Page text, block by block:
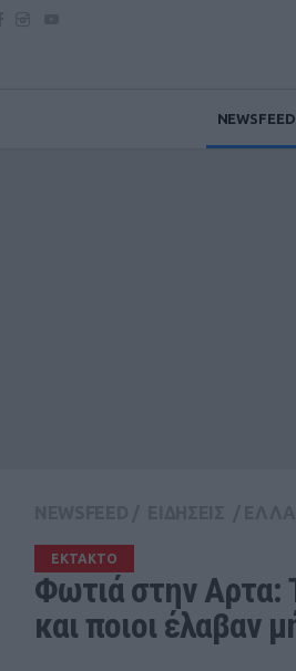
NEWSFEED
ΕΚΤΑΚΤΟ
Φωτιά στην Αρτα:
και ποιοι έλαβαν